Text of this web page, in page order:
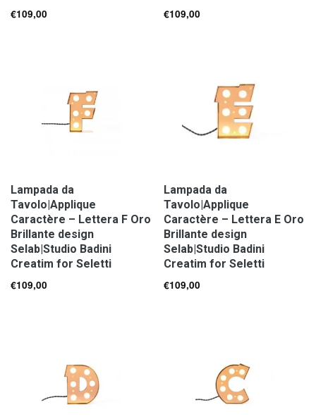
€109,00
€109,00
Lampada da
Tavolo|Applique
Caractère – Lettera F Oro
Brillante design
Selab|Studio Badini
Creatim for Seletti
€109,00
Lampada da
Tavolo|Applique
Caractère – Lettera E Oro
Brillante design
Selab|Studio Badini
Creatim for Seletti
€109,00